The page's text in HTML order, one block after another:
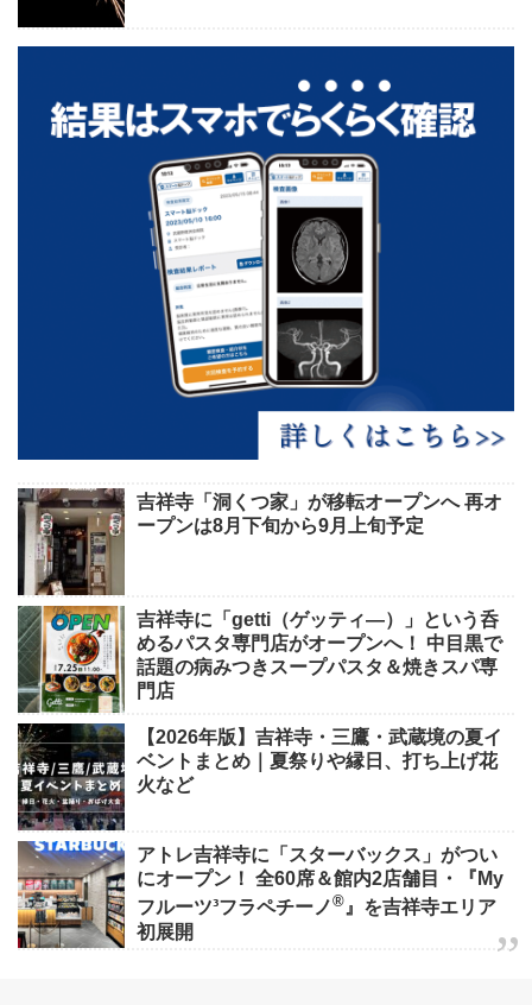
吉祥寺「洞くつ家」が移転オープンへ 再オ
ープンは8月下旬から9月上旬予定
吉祥寺に「getti（ゲッティ―）」という呑
めるパスタ専門店がオープンへ！ 中目黒で
話題の病みつきスープパスタ＆焼きスパ専
門店
【2026年版】吉祥寺・三鷹・武蔵境の夏イ
ベントまとめ｜夏祭りや縁日、打ち上げ花
火など
アトレ吉祥寺に「スターバックス」がつい
にオープン！ 全60席＆館内2店舗目・『My
フルーツ³フラペチーノ®』を吉祥寺エリア
初展開